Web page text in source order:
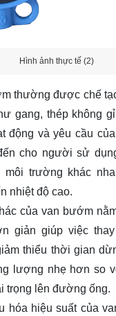
Hình ảnh thực tế (2)
thường được chế
gang, thép không
động và yêu cầu
cho người sử
trường khác
nhiệt độ cao.
của van bướm
giản giúp việc
thiểu thời gian
lượng nhẹ hơn so
trọng lên đường ống.
hóa hiệu suất của